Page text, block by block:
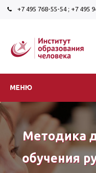
+7 495 768-55-54 ; +7 495
МЕНЮ
Методика
обучения